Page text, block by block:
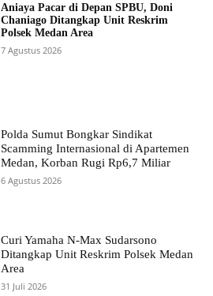
Aniaya Pacar di Depan SPBU, Doni
Chaniago Ditangkap Unit Reskrim
Polsek Medan Area
7 Agustus 2026
Polda Sumut Bongkar Sindikat
Scamming Internasional di Apartemen
Medan, Korban Rugi Rp6,7 Miliar
6 Agustus 2026
Curi Yamaha N-Max Sudarsono
Ditangkap Unit Reskrim Polsek Medan
Area
31 Juli 2026